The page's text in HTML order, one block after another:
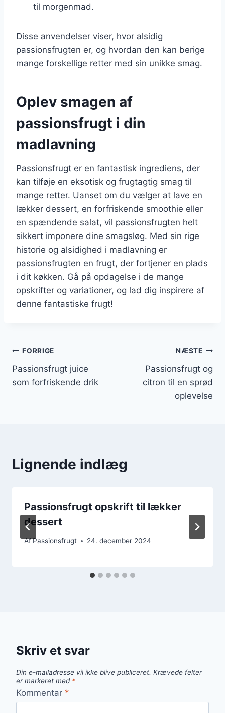
til morgenmad.
Disse anvendelser viser, hvor alsidig
passionsfrugten er, og hvordan den kan berige
mange forskellige retter med sin unikke smag.
Oplev smagen af
passionsfrugt i din
madlavning
Passionsfrugt er en fantastisk ingrediens, der
kan tilføje en eksotisk og frugtagtig smag til
mange retter. Uanset om du vælger at lave en
lækker dessert, en forfriskende smoothie eller
en spændende salat, vil passionsfrugten helt
sikkert imponere dine smagsløg. Med sin rige
historie og alsidighed i madlavning er
passionsfrugten en frugt, der fortjener en plads
i dit køkken. Gå på opdagelse i de mange
opskrifter og variationer, og lad dig inspirere af
denne fantastiske frugt!
Indlægsnavigation
FORRIGE
Passionsfrugt juice
som forfriskende drik
NÆSTE
Passionsfrugt og
citron til en sprød
oplevelse
Lignende indlæg
Passionsfrugt opskrift til lækker
dessert
AfPassionsfrugt 24. december 2024
Skriv et svar
Din e-mailadresse vil ikke blive publiceret. Krævede felter
er markeret med *
Kommentar *